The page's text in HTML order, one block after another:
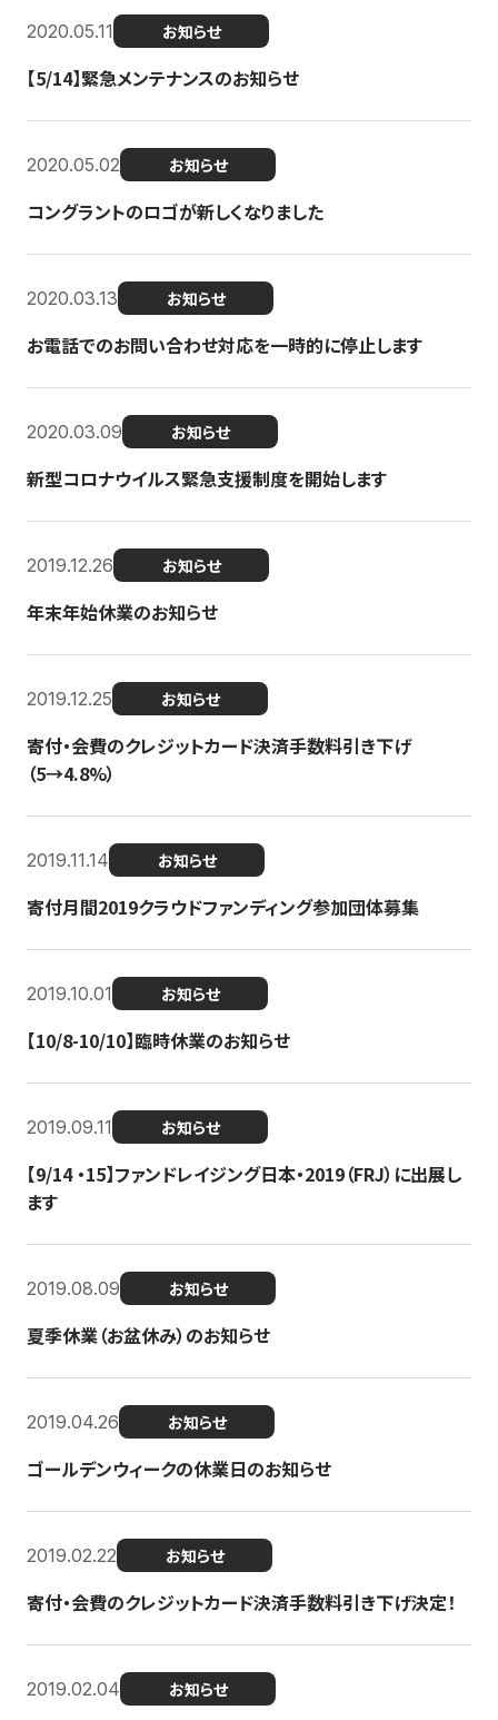
2020.05.11 お知らせ
【5/14】緊急メンテナンスのお知らせ
2020.05.02 お知らせ
コングラントのロゴが新しくなりました
2020.03.13 お知らせ
お電話でのお問い合わせ対応を一時的に停止します
2020.03.09 お知らせ
新型コロナウイルス緊急支援制度を開始します
2019.12.26 お知らせ
年末年始休業のお知らせ
2019.12.25 お知らせ
寄付・会費のクレジットカード決済手数料引き下げ
（5→4.8%）
2019.11.14 お知らせ
寄付月間2019クラウドファンディング参加団体募集
2019.10.01 お知らせ
【10/8-10/10】臨時休業のお知らせ
2019.09.11 お知らせ
【9/14 ・15】ファンドレイジング日本・2019（FRJ）に出展し
ます
2019.08.09 お知らせ
夏季休業（お盆休み）のお知らせ
2019.04.26 お知らせ
ゴールデンウィークの休業日のお知らせ
2019.02.22 お知らせ
寄付・会費のクレジットカード決済手数料引き下げ決定！
2019.02.04 お知らせ